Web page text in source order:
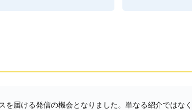
届ける発信の機会となりました。単なる紹介ではな